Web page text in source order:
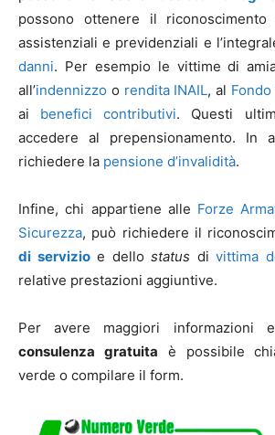
possono ottenere il riconoscimento
assistenziali e previdenziali e
danni. Per esempio le vittime di
all’indennizzo o rendita INAIL, al
ai benefici contributivi. Questi
accedere al prepensionamento. In
richiedere la pensione d’invalidità.
Infine, chi appartiene alle Forze
Sicurezza, può richiedere il
di servizioe dello status di vittima
relative prestazioni aggiuntive.
Per avere maggiori informazioni
consulenza gratuita è possibile
verde o compilare il form.